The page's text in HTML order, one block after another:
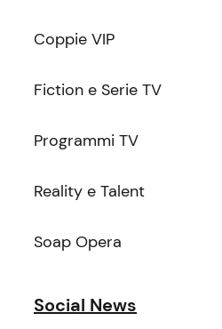
Coppie VIP
Fiction e Serie TV
Programmi TV
Reality e Talent
Soap Opera
Social News